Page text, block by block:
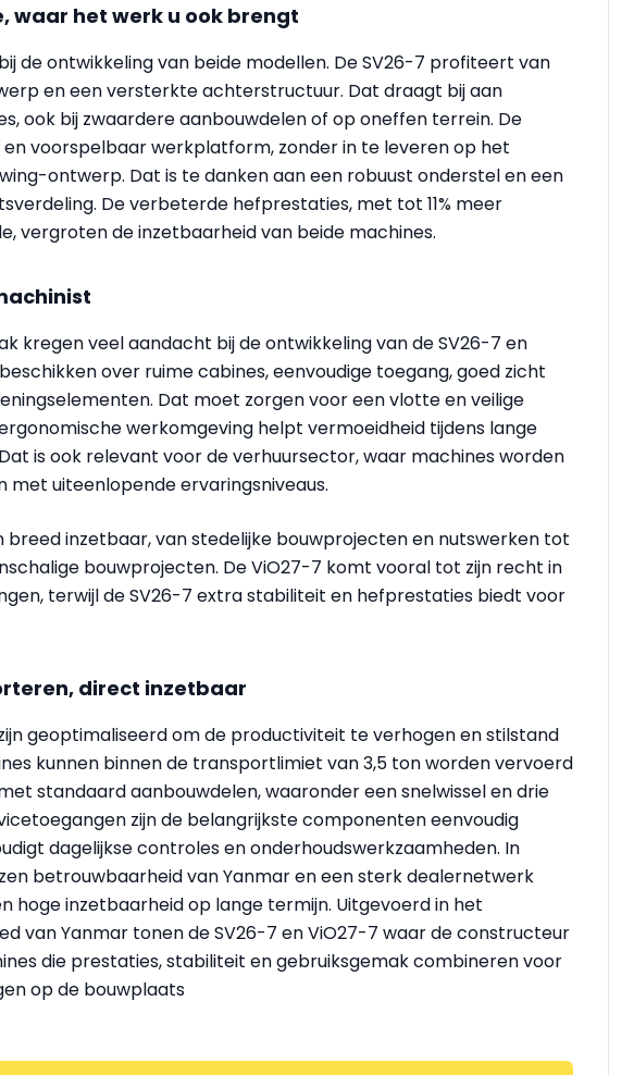
waar het werk u ook brengt
de ontwikkeling van beide modellen. De SV26-7 profiteert van
en een versterkte achterstructuur. Dat draagt bij aan
ook bij zwaardere aanbouwdelen of op oneffen terrein. De
voorspelbaar werkplatform, zonder in te leveren op het
ontwerp. Dat is te danken aan een robuust onderstel en een
De verbeterde hefprestaties, met tot 11% meer
vergroten de inzetbaarheid van beide machines.
kregen veel aandacht bij de ontwikkeling van de SV26-7 en
over ruime cabines, eenvoudige toegang, goed zicht
Dat moet zorgen voor een vlotte en veilige
werkomgeving helpt vermoeidheid tijdens lange
is ook relevant voor de verhuursector, waar machines worden
uiteenlopende ervaringsniveaus.
breed inzetbaar, van stedelijke bouwprojecten en nutswerken tot
bouwprojecten. De ViO27-7 komt vooral tot zijn recht in
terwijl de SV26-7 extra stabiliteit en hefprestaties biedt voor
direct inzetbaar
geoptimaliseerd om de productiviteit te verhogen en stilstand
kunnen binnen de transportlimiet van 3,5 ton worden vervoerd
standaard aanbouwdelen, waaronder een snelwissel en drie
zijn de belangrijkste componenten eenvoudig
dagelijkse controles en onderhoudswerkzaamheden. In
betrouwbaarheid van Yanmar en een sterk dealernetwerk
hoge inzetbaarheid op lange termijn. Uitgevoerd in het
van Yanmar tonen de SV26-7 en ViO27-7 waar de constructeur
die prestaties, stabiliteit en gebruiksgemak combineren voor
op de bouwplaats